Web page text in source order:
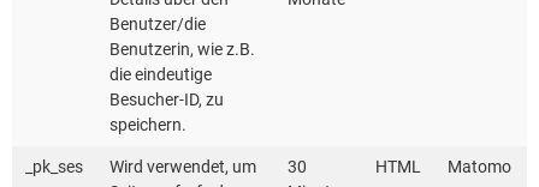
DAS KONZEPT VON MYSHUTTLE GEWANN BEREITS 2020
DIE LANDESAUSZEICHNUNG "WIR MACHEN
MOBILITÄTSWENDE!” QUELLE: REGIERUNGBW (YOUTUBE)
Alles außer beamen?!
Benutzer/die
Benutzerin, wie z.B.
die eindeutige
Besucher-ID, zu
speichern.
_pk_ses
Wird verwendet, um
30
HTML Matomo